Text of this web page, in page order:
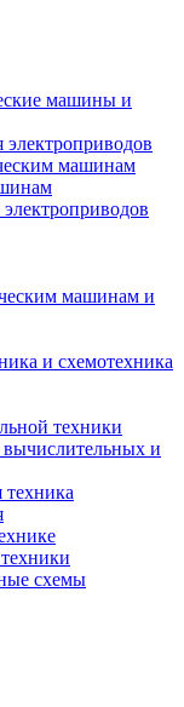
машины и
машинам
машинам и
и схемотехника
техники
и
схемы